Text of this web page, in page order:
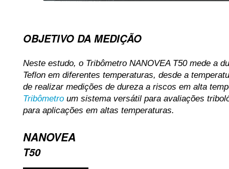
OBJETIVO DA MEDIÇÃO
Neste estudo, o Tribômetro NANOVEA T50 mede a
Teflon em diferentes temperaturas, desde a
de realizar medições de dureza a riscos em alta
Tribômetro um sistema versátil para avaliações
para aplicações em altas temperaturas.
NANOVEA
T50